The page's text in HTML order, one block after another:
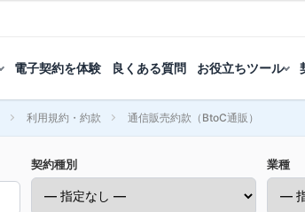
電子契約を体験 良くある質問 お役立ちツール
利用規約・約款 通信販売約款（BtoC通販）
契約種別 業種